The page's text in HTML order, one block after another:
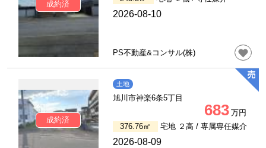
成約済
2026-08-10
PS不動産&コンサル(株)
成約済
土地
旭川市神楽6条5丁目
683 万円
376.76㎡
宅地 ２高 / 専属専任媒介
2026-08-09